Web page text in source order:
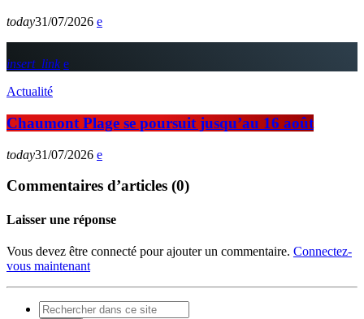
today31/07/2026
insert_link
Actualité
Chaumont Plage se poursuit jusqu’au 16 août
today31/07/2026
Commentaires d’articles (0)
Laisser une réponse
Vous devez être connecté pour ajouter un commentaire. Connectez-
vous maintenant